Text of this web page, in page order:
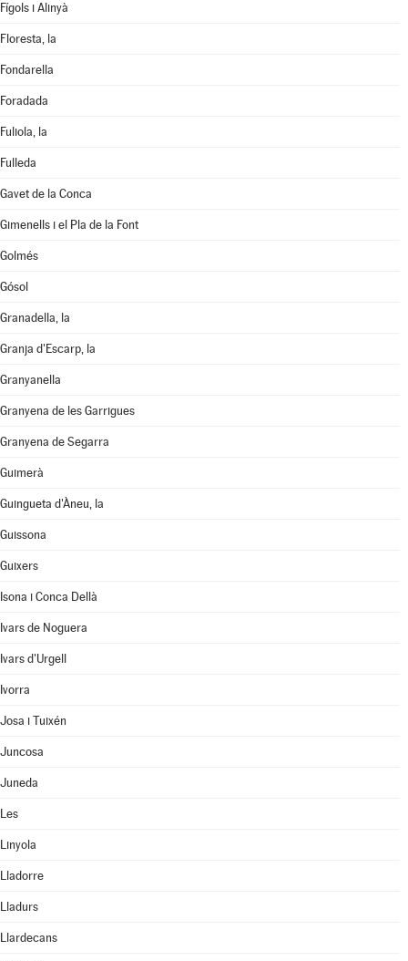
Fígols i Alinyà
Floresta, la
Fondarella
Foradada
Fuliola, la
Fulleda
Gavet de la Conca
Gimenells i el Pla de la Font
Golmés
Gósol
Granadella, la
Granja d'Escarp, la
Granyanella
Granyena de les Garrigues
Granyena de Segarra
Guimerà
Guingueta d'Àneu, la
Guissona
Guixers
Isona i Conca Dellà
Ivars de Noguera
Ivars d'Urgell
Ivorra
Josa i Tuixén
Juncosa
Juneda
Les
Linyola
Lladorre
Lladurs
Llardecans